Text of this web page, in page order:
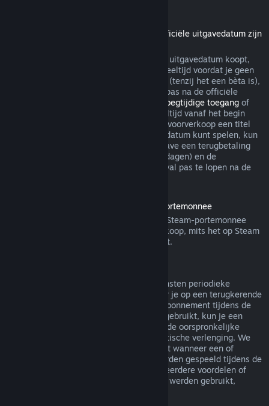
Terugbetalingen voor titels die vóór de officiële uitgavedatum zijn
Als je een titel op Steam vóór de officiële uitgavedatum koopt,
geldt de limiet van maximaal twee uur speeltijd voordat je geen
recht meer hebt op een terugbetaling wel (tenzij het een bèta is),
maar de bedenktijd van 14 dagen begint pas na de officiële
Vroegtijdige toegangof
koopt, telt alle speeltijd vanaf het begin
mee voor de limiet van 2 uur. Als je in de voorverkoop een titel
koopt die je niet voor de officiële uitgavedatum kunt spelen, kun
je op ieder gewenst moment voor de uitgave een terugbetaling
aanvragen. De standaard bedenktijd (14 dagen) en de
speeltijdlimiet (2 uur) beginnen in dat geval pas te lopen na de
Terugbetalingen van saldo in de Steam-portemonnee
Je kunt een terugbetaling van saldo in je Steam-portemonnee
aanvragen binnen veertien dagen na aankoop, mits het op Steam
is gekocht en je er niets van hebt gebruikt.
Steam biedt voor sommige inhoud en diensten periodieke
toegang (bijv. maandelijks, jaarlijks) waar je op een terugkerende
basis voor betaalt. Als een terugkerend abonnement tijdens de
huidige gefactureerde periode niet werd gebruikt, kun je een
terugbetaling aanvragen binnen 48 u. na de oorspronkelijke
aankoop, of binnen 48 u. na elke automatische verlenging. We
beschouwen een abonnement als gebruikt wanneer een of
meerdere spellen uit het abonnement werden gespeeld tijdens de
gefactureerde periode, of als er een of meerdere voordelen of
kortingen inbegrepen bij het abonnement werden gebruikt,